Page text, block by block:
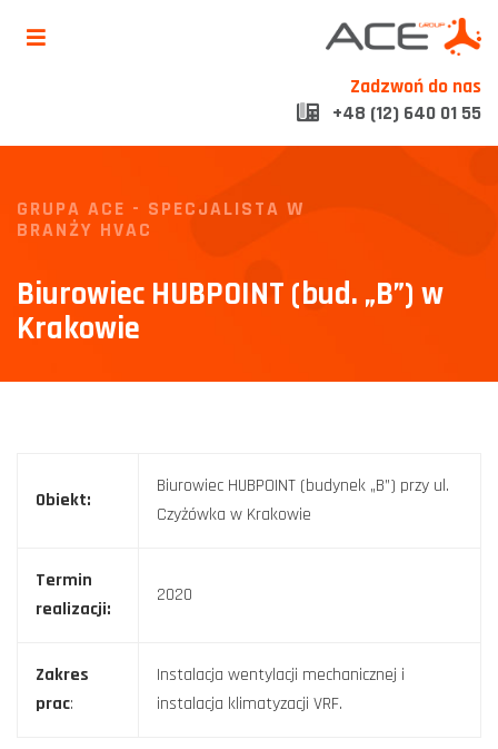
Zadzwoń do nas
+48 (12) 640 01 55
GRUPA ACE - SPECJALISTA W
BRANŻY HVAC
Biurowiec HUBPOINT (bud. „B”) w
Krakowie
Obiekt:
Biurowiec HUBPOINT (budynek „B”) przy ul.
Czyżówka w Krakowie
Termin
realizacji:
2020
Zakres
prac:
Instalacja wentylacji mechanicznej i
instalacja klimatyzacji VRF.